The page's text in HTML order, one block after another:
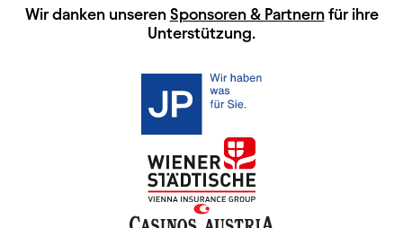
HAUPTSPONSOREN
Wir danken unseren Sponsoren & Partnernfür ihre
Unterstützung.